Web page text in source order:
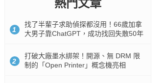
熱門文章
1
找了半輩子求助偵探都沒用！66歲加拿
大男子靠ChatGPT，成功找回失散50年
2
打破大廠墨水綁架！開源、無 DRM 限
制的「Open Printer」概念機亮相